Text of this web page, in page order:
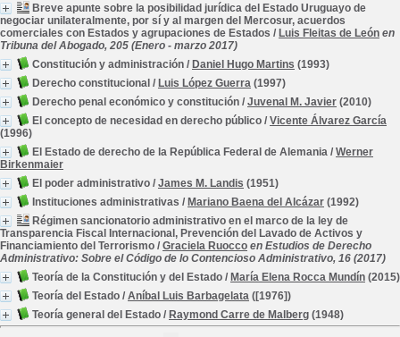
Breve apunte sobre la posibilidad jurídica del Estado Uruguayo de
negociar unilateralmente, por sí y al margen del Mercosur, acuerdos
comerciales con Estados y agrupaciones de Estados / Luis Fleitas de León en
Tribuna del Abogado, 205 (Enero - marzo 2017)
Constitución y administración / Daniel Hugo Martins (1993)
Derecho constitucional / Luis López Guerra (1997)
Derecho penal económico y constitución / Juvenal M. Javier (2010)
El concepto de necesidad en derecho público / Vicente Álvarez García
(1996)
El Estado de derecho de la República Federal de Alemania / Werner
Birkenmaier
El poder administrativo / James M. Landis (1951)
Instituciones administrativas / Mariano Baena del Alcázar (1992)
Régimen sancionatorio administrativo en el marco de la ley de
Transparencia Fiscal Internacional, Prevención del Lavado de Activos y
Financiamiento del Terrorismo / Graciela Ruocco en Estudios de Derecho
Administrativo: Sobre el Código de lo Contencioso Administrativo, 16 (2017)
Teoría de la Constitución y del Estado / María Elena Rocca Mundín (2015)
Teoría del Estado / Aníbal Luis Barbagelata ([1976])
Teoría general del Estado / Raymond Carre de Malberg (1948)